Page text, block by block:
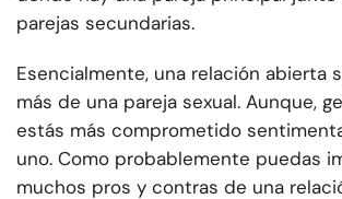
parejas secundarias.
Esencialmente, una relación abierta
más de una pareja sexual. Aunque,
estás más comprometido
uno. Como probablemente puedas
muchos pros y contras de una